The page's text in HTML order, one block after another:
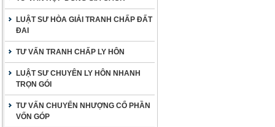
LUẬT SƯ HÒA GIẢI TRANH CHẤP ĐẤT
ĐAI
TƯ VẤN TRANH CHẤP LY HÔN
LUẬT SƯ CHUYÊN LY HÔN NHANH
TRỌN GÓI
TƯ VẤN CHUYỂN NHƯỢNG CỔ PHẦN
VỐN GÓP